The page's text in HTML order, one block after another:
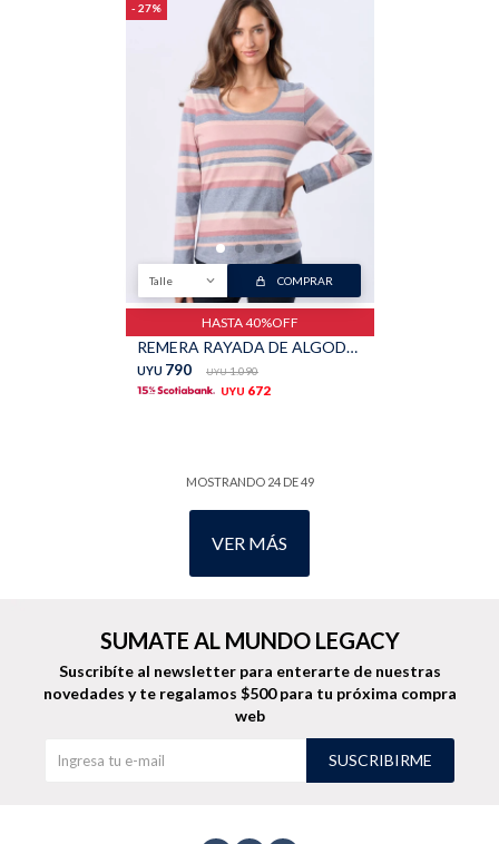
27
Talle COMPRAR
HASTA 40%OFF
REMERA RAYADA DE ALGODÓN - Azul
UYU 790 UYU 1.090
UYU 672
MOSTRANDO 24DE49
VER MÁS
SUMATE AL MUNDO LEGACY
Suscribíte al newsletter para enterarte de nuestras
novedades y te regalamos $500 para tu próxima compra
web
SUSCRIBIRME